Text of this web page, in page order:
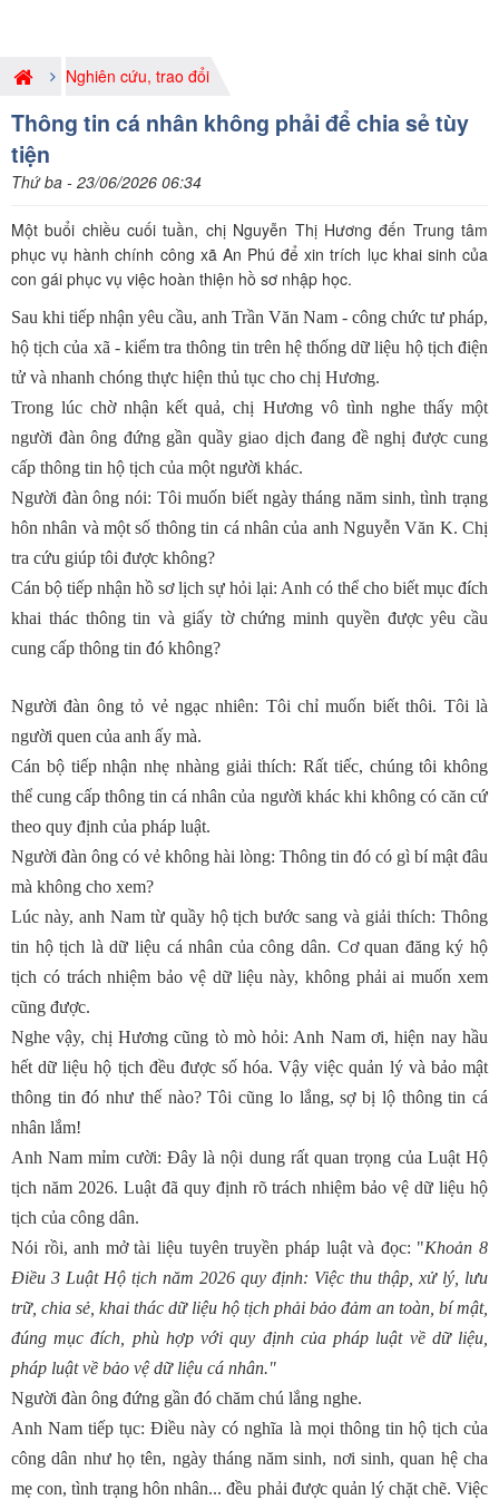
Nghiên cứu, trao đổi
Thông tin cá nhân không phải để chia sẻ tùy
tiện
Thứ ba - 23/06/2026 06:34
Một buổi chiều cuối tuần, chị Nguyễn Thị Hương đến Trung tâm
phục vụ hành chính công xã An Phú để xin trích lục khai sinh của
con gái phục vụ việc hoàn thiện hồ sơ nhập học.
Sau khi tiếp nhận yêu cầu, anh Trần Văn Nam - công chức tư pháp,
hộ tịch của xã - kiểm tra thông tin trên hệ thống dữ liệu hộ tịch điện
tử và nhanh chóng thực hiện thủ tục cho chị Hương.
Trong lúc chờ nhận kết quả, chị Hương vô tình nghe thấy một
người đàn ông đứng gần quầy giao dịch đang đề nghị được cung
cấp thông tin hộ tịch của một người khác.
Người đàn ông nói: Tôi muốn biết ngày tháng năm sinh, tình trạng
hôn nhân và một số thông tin cá nhân của anh Nguyễn Văn K. Chị
tra cứu giúp tôi được không?
Cán bộ tiếp nhận hồ sơ lịch sự hỏi lại: Anh có thể cho biết mục đích
khai thác thông tin và giấy tờ chứng minh quyền được yêu cầu
cung cấp thông tin đó không?
Người đàn ông tỏ vẻ ngạc nhiên: Tôi chỉ muốn biết thôi. Tôi là
người quen của anh ấy mà.
Cán bộ tiếp nhận nhẹ nhàng giải thích: Rất tiếc, chúng tôi không
thể cung cấp thông tin cá nhân của người khác khi không có căn cứ
theo quy định của pháp luật.
Người đàn ông có vẻ không hài lòng: Thông tin đó có gì bí mật đâu
mà không cho xem?
Lúc này, anh Nam từ quầy hộ tịch bước sang và giải thích: Thông
tin hộ tịch là dữ liệu cá nhân của công dân. Cơ quan đăng ký hộ
tịch có trách nhiệm bảo vệ dữ liệu này, không phải ai muốn xem
cũng được.
Nghe vậy, chị Hương cũng tò mò hỏi: Anh Nam ơi, hiện nay hầu
hết dữ liệu hộ tịch đều được số hóa. Vậy việc quản lý và bảo mật
thông tin đó như thế nào? Tôi cũng lo lắng, sợ bị lộ thông tin cá
nhân lắm!
Anh Nam mỉm cười: Đây là nội dung rất quan trọng của Luật Hộ
tịch năm 2026. Luật đã quy định rõ trách nhiệm bảo vệ dữ liệu hộ
tịch của công dân.
Nói rồi, anh mở tài liệu tuyên truyền pháp luật và đọc: "Khoản 8
Điều 3 Luật Hộ tịch năm 2026 quy định: Việc thu thập, xử lý, lưu
trữ, chia sẻ, khai thác dữ liệu hộ tịch phải bảo đảm an toàn, bí mật,
đúng mục đích, phù hợp với quy định của pháp luật về dữ liệu,
pháp luật về bảo vệ dữ liệu cá nhân."
Người đàn ông đứng gần đó chăm chú lắng nghe.
Anh Nam tiếp tục: Điều này có nghĩa là mọi thông tin hộ tịch của
công dân như họ tên, ngày tháng năm sinh, nơi sinh, quan hệ cha
mẹ con, tình trạng hôn nhân... đều phải được quản lý chặt chẽ. Việc